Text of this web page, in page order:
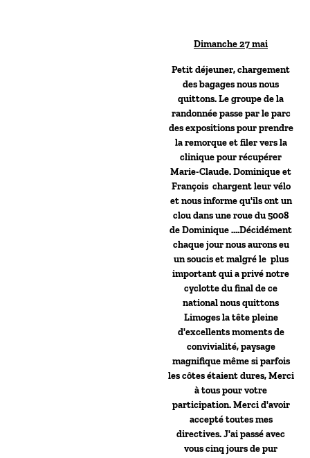
Dimanche 27 mai
Petit déjeuner, chargement
des bagages nous nous
quittons. Le groupe de la
randonnée passe par le parc
des expositions pour prendre
la remorque et filer vers la
clinique pour récupérer
Marie-Claude. Dominique et
François chargent leur vélo
et nous informe qu'ils ont un
clou dans une roue du 5008
de Dominique ….Décidément
chaque jour nous aurons eu
un soucis et malgré le plus
important qui a privé notre
cyclotte du final de ce
national nous quittons
Limoges la tête pleine
d'excellents moments de
convivialité, paysage
magnifique même si parfois
les côtes étaient dures, Merci
à tous pour votre
participation. Merci d'avoir
accepté toutes mes
directives. J'ai passé avec
vous cinq jours de pur